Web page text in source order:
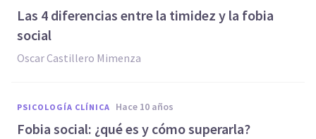
Las 4 diferencias entre la timidez y la fobia
social
Oscar Castillero Mimenza
PSICOLOGÍA CLÍNICA hace 10 años
Fobia social: ¿qué es y cómo superarla?